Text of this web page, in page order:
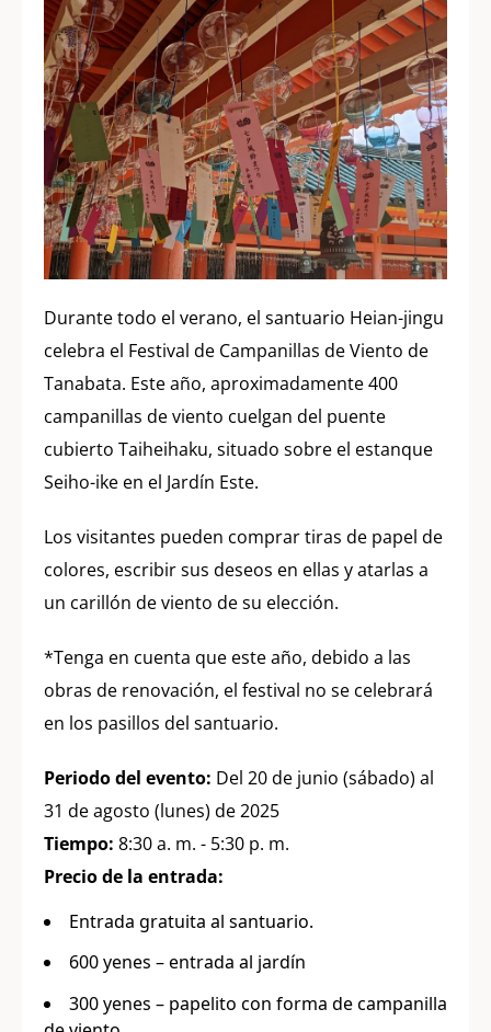
Durante todo el verano, el santuario Heian-jingu
celebra el Festival de Campanillas de Viento de
Tanabata. Este año, aproximadamente 400
campanillas de viento cuelgan del puente
cubierto Taiheihaku, situado sobre el estanque
Seiho-ike en el Jardín Este.
Los visitantes pueden comprar tiras de papel de
colores, escribir sus deseos en ellas y atarlas a
un carillón de viento de su elección.
*Tenga en cuenta que este año, debido a las
obras de renovación, el festival no se celebrará
en los pasillos del santuario.
Periodo del evento: Del 20 de junio (sábado) al
31 de agosto (lunes) de 2025
Tiempo: 8:30 a. m. - 5:30 p. m.
Precio de la entrada:
Entrada gratuita al santuario.
600 yenes – entrada al jardín
300 yenes – papelito con forma de campanilla